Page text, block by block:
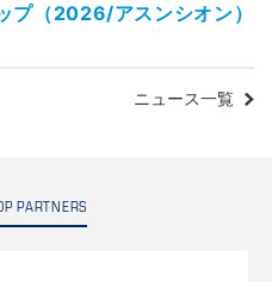
プ（2026/アスンシオン）
ニュース一覧
PARTNERS